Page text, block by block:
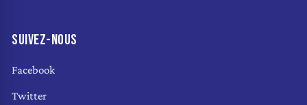
SUIVEZ-NOUS
Facebook
Twitter